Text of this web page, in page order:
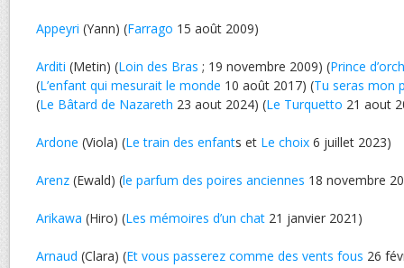
Appeyri (Yann) (Farrago 15 août 2009)
Arditi (Metin) (Loin des Bras ; 19 novembre 2009) (Prince
(L’enfant qui mesurait le monde 10 août 2017) (Tu seras mon
(Le Bâtard de Nazareth 23 aout 2024) (Le Turquetto 21 aout
Ardone (Viola) (Le train des enfants et Le choix 6 juillet 2023)
Arenz (Ewald) (le parfum des poires anciennes 18 novembre
Arikawa (Hiro) (Les mémoires d’un chat 21 janvier 2021)
Arnaud (Clara) (Et vous passerez comme des vents fous 26